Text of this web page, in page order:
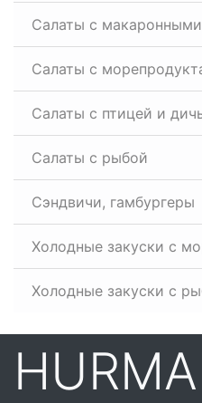
Салаты с
Салаты с
Салаты с птицей и
Салаты с рыбой
Сэндвичи, гамбургеры
Холодные закуски с
Холодные закуски с